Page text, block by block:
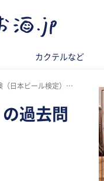
カクテルなど
検定）の過去問に挑戦! 問題編
過去問